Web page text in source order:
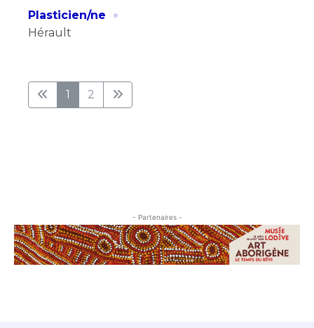
Plasticien/ne
·
Hérault
1 2
- Partenaires -